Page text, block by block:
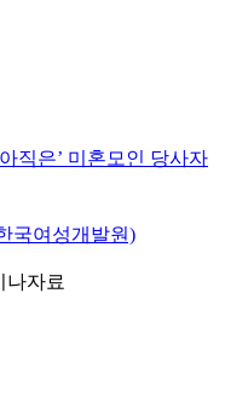
직은’ 미혼모인 당사자
국여성개발원)
나자료